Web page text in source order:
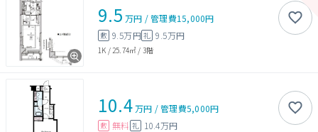
9.5 万円 /管理費15,000円
敷 9.5万円礼 9.5万円
1K / 25.74㎡ / 3階
10.4万円 /管理費5,000円
敷 無料 礼 10.4万円